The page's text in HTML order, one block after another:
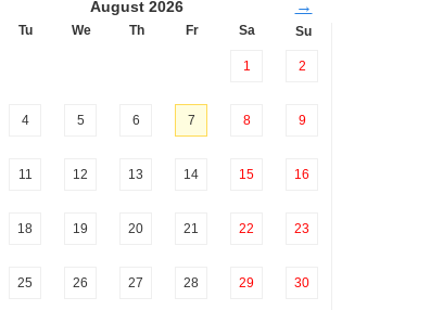
August 2026 →
Tu We Th Fr Sa Su
1 2
4 5 6 7 8 9
11 12 13 14 15 16
18 19 20 21 22 23
25 26 27 28 29 30